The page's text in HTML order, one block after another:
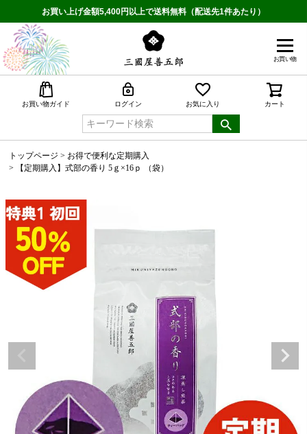
お買い上げ金額5,400円以上で送料無料（配送先1件あたり）
お買い物
お買い物ガイド ログイン お気に入り カート
トップページ
お得で便利な定期購入
【定期購入】式部の香り 5ｇ×16ｐ （袋）